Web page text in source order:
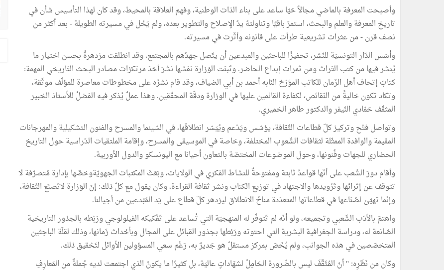
وأصبحت المعرفة بالماضي مجالاً حَيّا ساعد على بناء الذات الوطنية، وفهم العلاقة بالمحيط، وقد كان لهذا التأسيس شأن في
تاريخ المعرفة والعلم والبحث، استمرّ باقيًا وتناولتهُ يدُ الإصلاح والتطوير بعده، ولم يَخْل في مسيرته الطويلة - بعد أكثر من
نصف قرن - من عثرات تشريعية طرأت على قانونه وأثّرت في مسيرته.
وأسّس الدّار التونسيّة للنّشر، تحفيزًا للباحثين والمبدعين أن يتّصل جهدُهم بالمجتمع، وقد انطلقت مزدهرةً بحسن اختيار ما
يُنشر فيها من كتب التّراث ومن ثمرات إبداع الحاضر. وتَبنّت الوَزارة نفسُها نشْرَ أحَدَ مرتكزات مصادر البحث التّاريخي المهمة:
كتابَ إتحاف أهل الزّمان للكاتب المؤرّخ النّابه أحمد بن أبي الضياف، وقد قام نشرُه على مخطوطات معاصرة للمؤلّف موثّقة،
وتكاد تكون خاليةً من النّقائص، لكفاءة القائمين عليها في الوزارة ودقّة المحقّقين. وهذا عملٌ يُذكر فيه الفضلُ للأستاذ الخبير
المثقّف حَمّادي النّيفر والدكتور طاهر الخميري.
وتواصل فتْح وتركيز كلّ قطاعات الثّقافة، يؤسّس ويَدْعم ويُيَسّر انطلاقَها، في السّينما والمسرح والفنون التشكيلية والمهرجانات
المقيمة والوافدة الممثّلة لثقافات الشّعوب المختلفة، وخاصة في الموسيقى والمسرح، وإقامة الملتقيات الدّراسية حول التاريخ
الحضاري للجهات وفُنونها، وحول الموضوعات المختصّة بالتعاون أحيانا مع اليونسكو والدول الأوربية.
وأقام دورَ الشّعب على أنّها قواعدُ ثابتة ومفتوحةٌ للنشاط الفكري في الولايات، وبَعَثَ المكتبات الجهويّةوخصَّها بإدارة مُتصرّفة لا
تتوقف عن إثرائها وتَزْويدها والاجتهاد في توزيع الكتاب ونشر ثقافة القراءة، وكان يقول مع كلّ ذلك: إنّ الوَزارة لاتَصنَع الثّقافة،
وإنّما تهيّئ لصُنّاعها في قطاعاتها المتعدّدة مناخَ الانطلاق ليزدهر كلّ قطاع على يَد المُبْدعين من أجيالنا.
واهتمّ بالأدَب الشّعبي وتجميعه، ولو أنّه لم تَتوفّر له المنهجيّة التي تُساعد على تَفْكيكه الفيلولوجي ورَبْطه بالجذور التاريخية
الصّانعة له، ودراسة الجغرافية البشرية التي احتوته ورَبْطها بجذور القبائل على المجال وبأحْداث زَمانها، وذلك لقلّة الباحِثين
المتخصّصين في هذه الجوانب، ولم يُخَصّ بمركز مستقلّ هو جَديرٌ به، رَغْم سعي المسؤولين الأوائل لتَحْقيق ذلك.
وكان من نَظَرِه: " أنّ المُثَقَّفَ ليس بالضّرورة الحَامِلُ لشهَاداتٍ عاليَة، بل كثيرًا ما يكونُ الذي اجتمعت لديه جُملةٌ من المَعارِفِ